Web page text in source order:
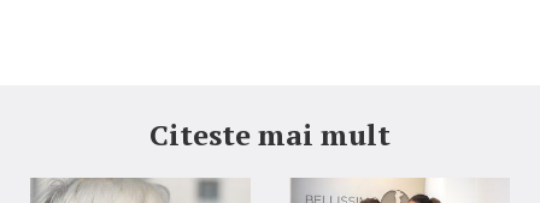
Citeste mai mult